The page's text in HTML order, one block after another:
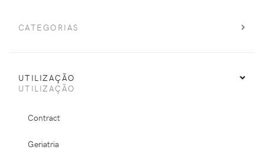
CATEGORIAS
UTILIZAÇÃO
UTILIZAÇÃO
Contract
Geriatria